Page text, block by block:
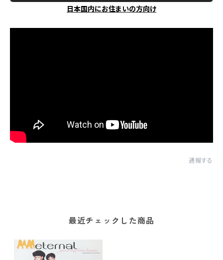
日本国内にお住まいの方向け
通報する
最近チェックした商品